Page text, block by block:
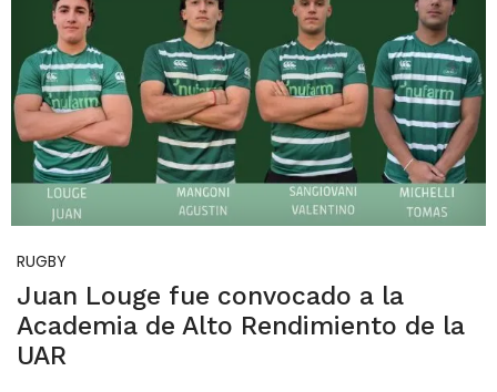
RUGBY
Juan Louge fue convocado a la
Academia de Alto Rendimiento de la
UAR